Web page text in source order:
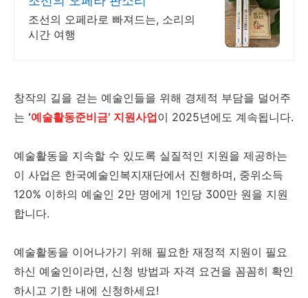
조선의 오페라로 빠져드는, 소리의
시간 여행
창작의 길을 걷는 예술인들을 위해 경제적 부담을 덜어주
는 ‘예술활동준비금’ 지원사업이 2025년에도 계속됩니다.
예술활동을 지속할 수 있도록 실질적인 지원을 제공하는
이 사업은 한국예술인복지재단에서 진행하며, 중위소득
120% 이하의 예술인 2만 명에게 1인당 300만 원을 지원
합니다.
예술활동을 이어나가기 위해 필요한 재정적 지원이 필요
하신 예술인이라면, 신청 방법과 자격 요건을 꼼꼼히 확인
하시고 기한 내에 신청하세요!